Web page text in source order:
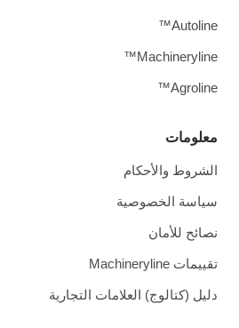
معلومات
الشروط والأحكام
سياسة الخصوصية
نصائح للأمان
تقييمات Machineryline
دليل (كتالوج) العلامات التجارية
Autoline™
Machineryline™
Agroline™